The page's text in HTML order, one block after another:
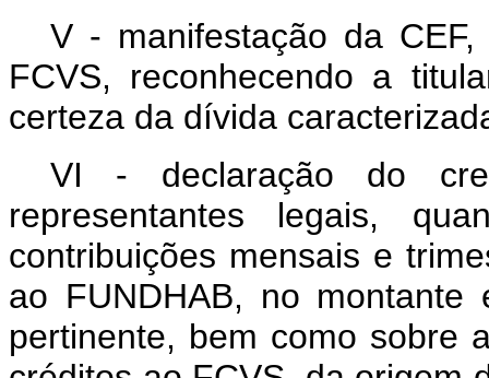
V - manifestação da
FCVS, reconhecendo a
certeza da dívida
VI - declaração do
representantes legais,
contribuições mensais e
ao FUNDHAB, no montante
pertinente, bem como sobre